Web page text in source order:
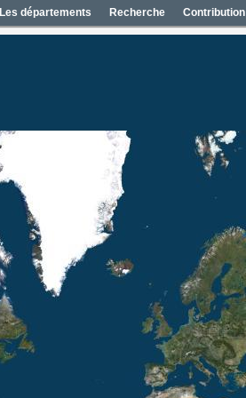
Les départements Recherche Contribution
Photos aériennes France
Mapas geol 1/50000 España
Mapas IGN España
Fotos aéreas España
Photos aériennes ESRI
Carte OpenTopoMap